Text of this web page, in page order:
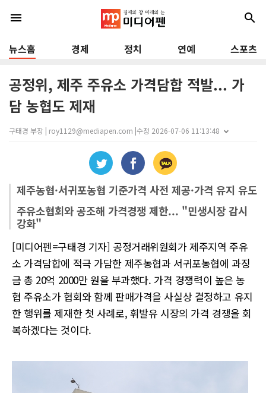
menu search
뉴스홈 경제 정치 연예 스포츠
공정위, 제주 주유소 가격담합 적발... 가
담 농협도 제재
구태경 부장 | roy1129@mediapen.com |수정 2026-07-06 11:13:48
제주농협·서귀포농협 기준가격 사전 제공·가격 유지 유도
주유소협회와 공조해 가격경쟁 제한... "민생시장 감시
강화"
[미디어펜=구태경 기자] 공정거래위원회가 제주지역 주유
소 가격담합에 적극 가담한 제주농협과 서귀포농협에 과징
금 총 20억 2000만 원을 부과했다. 가격 경쟁력이 높은 농
협 주유소가 협회와 함께 판매가격을 사실상 결정하고 유지
한 행위를 제재한 첫 사례로, 휘발유 시장의 가격 경쟁을 회
복하겠다는 것이다.